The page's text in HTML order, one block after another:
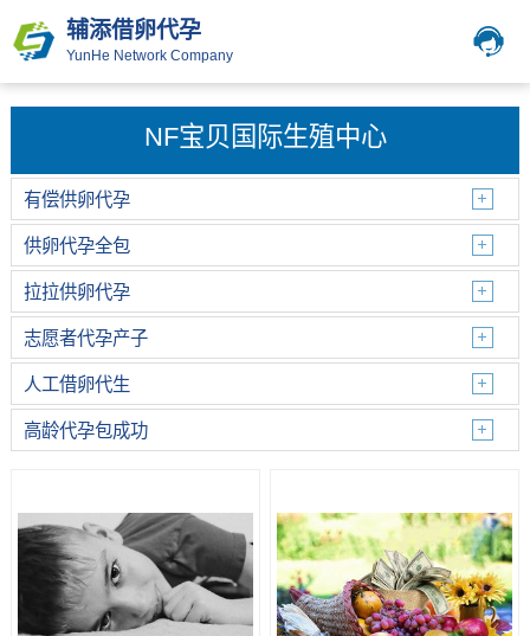
辅添借卵代孕
YunHe Network Company
NF宝贝国际生殖中心
有偿供卵代孕
供卵代孕全包
拉拉供卵代孕
志愿者代孕产子
人工借卵代生
高龄代孕包成功